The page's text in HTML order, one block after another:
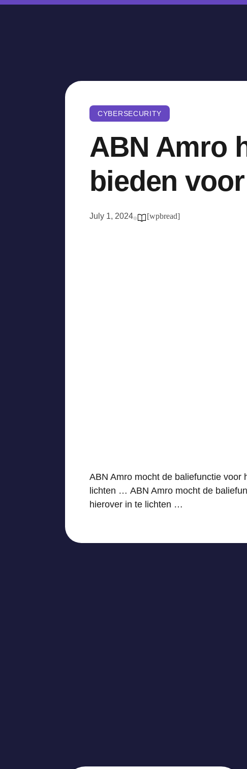
CYBERSECURITY
ABN Amro
bieden
July 1, 2024 [wpbread]
ABN Amro mocht de baliefunctie
lichten … ABN Amro mocht de
hierover in te lichten …